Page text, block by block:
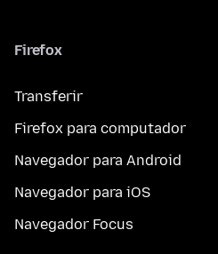
Firefox
Transferir
Firefox para computador
Navegador para Android
Navegador para iOS
Navegador Focus